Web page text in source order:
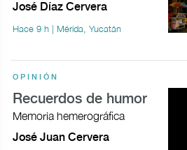
José Díaz Cervera
Hace 9 h | Mérida, Yucatán
OPINIÓN
Recuerdos de humor
Memoria hemerográfica
José Juan Cervera